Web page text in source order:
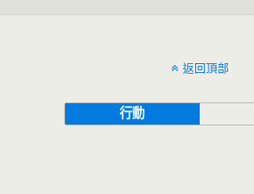
返回頂部
行動